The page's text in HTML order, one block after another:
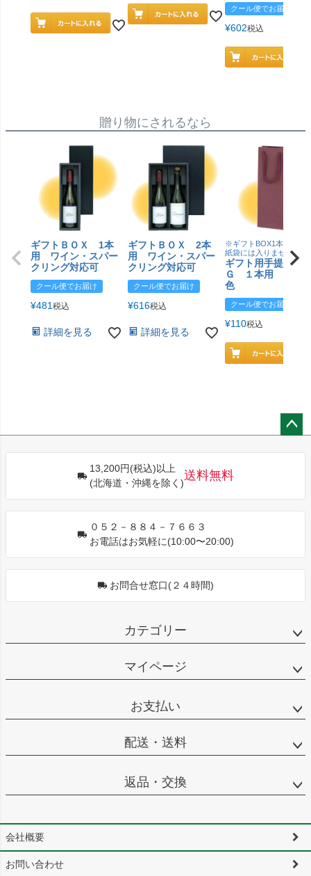
クール便でお届け
¥602税込
贈り物にされるなら
ギフトＢＯＸ 1本
用 ワイン・スパー
クリング対応可
クール便でお届け
¥481税込
詳細を見る
ギフトＢＯＸ 2本
用 ワイン・スパー
クリング対応可
クール便でお届け
¥616税込
詳細を見る
※ギフトBOX1本用はこ
紙袋には入りません
ギフト用手提げＢ
Ｇ １本用 エン
色
クール便でお届け
¥110税込
13,200円(税込)以上
(北海道・沖縄を除く)
送料無料
０５２－８８４－７６６３
お電話はお気軽に(10:00〜20:00)
お問合せ窓口(２４時間)
カテゴリー
マイページ
お支払い
配送・送料
返品・交換
会社概要
お問い合わせ